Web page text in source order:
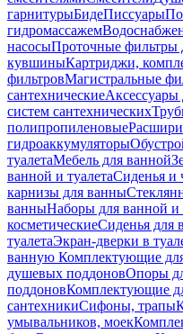
гарнитурыБидеПиссуары
гидромассажем
насосыПроточные фильтры
кувшиныКартриджи,
фильтровМагистральные
сантехническиеАксессуары
систем сантехнических
полипропиленовые
гидроаккумуляторы
туалетаМебель для ванной
ванной и туалетаСиденья и
карнизы для ванны
ванныНаборы для ванной и
косметическиеСиденья для
туалетаЭкран-дверки в
ванную Комплектующие
душевых поддоновОпоры
поддоновКомплектующие
сантехникиСифоны, трапы
умывальников, моек